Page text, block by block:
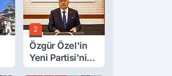
2
Özgür Özel'in
Yeni Partisi'nin
Afyon Başkanı